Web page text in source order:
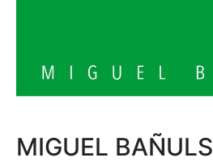
MIGUEL BAÑULS